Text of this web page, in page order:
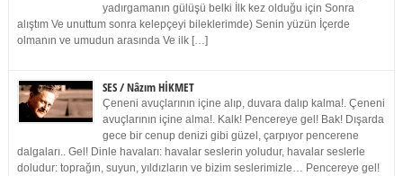
yadırgamanın gülüşü belki İlk kez olduğu için Sonra
alıştım Ve unuttum sonra kelepçeyi bileklerimde) Senin yüzün İçerde
olmanın ve umudun arasında Ve ilk […]
SES / Nâzım HİKMET
Çeneni avuçlarının içine alıp, duvara dalıp kalma!. Çeneni
avuçlarının içine alma!. Kalk! Pencereye gel! Bak! Dışarda
gece bir cenup denizi gibi güzel, çarpıyor pencerene
dalgaları.. Gel! Dinle havaları: havalar seslerin yoludur, havalar seslerle
doludur: toprağın, suyun, yıldızların ve bizim seslerimizle… Pencereye gel!